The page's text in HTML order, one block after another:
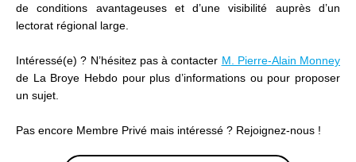
de conditions avantageuses et d’une visibilité auprès d’un
lectorat régional large.
Intéressé(e) ? N’hésitez pas à contacter M. Pierre-Alain Monney
de La Broye Hebdo pour plus d’informations ou pour proposer
un sujet.
Pas encore Membre Privé mais intéressé ? Rejoignez-nous !